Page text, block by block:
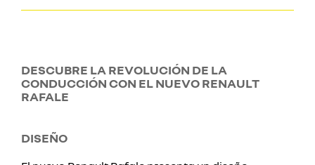
DESCUBRE LA REVOLUCIÓN DE LA
CONDUCCIÓN CON EL NUEVO RENAULT
RAFALE
DISEÑO